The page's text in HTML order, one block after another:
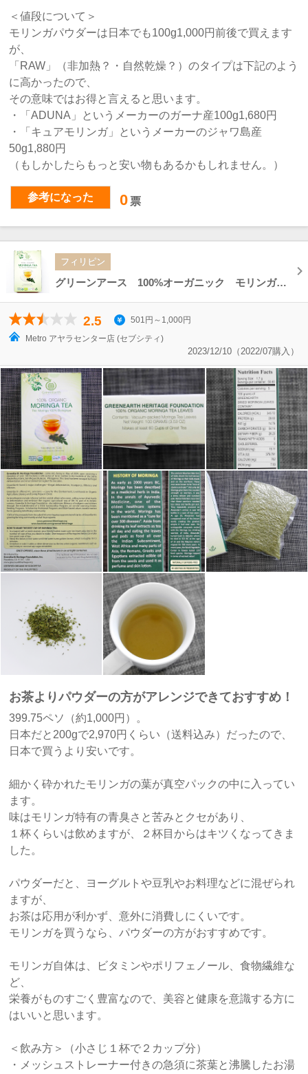
＜値段について＞
モリンガパウダーは日本でも100g1,000円前後で買えます
が、
「RAW」（非加熱？・自然乾燥？）のタイプは下記のよう
に高かったので、
その意味ではお得と言えると思います。
・「ADUNA」というメーカーのガーナ産100g1,680円
・「キュアモリンガ」というメーカーのジャワ島産
50g1,880円
（もしかしたらもっと安い物もあるかもしれません。）
参考になった 0 票
フィリピン
グリーンアース 100%オーガニック モリンガティー Green Earth MORINGA TEA 100g
2.5
501円～1,000円
Metro アヤラセンター店 (セブシティ)
2023/12/10（2022/07購入）
お茶よりパウダーの方がアレンジできておすすめ！
399.75ペソ（約1,000円）。
日本だと200gで2,970円くらい（送料込み）だったので、
日本で買うより安いです。
細かく砕かれたモリンガの葉が真空パックの中に入ってい
ます。
味はモリンガ特有の青臭さと苦みとクセがあり、
１杯くらいは飲めますが、２杯目からはキツくなってきま
した。
パウダーだと、ヨーグルトや豆乳やお料理などに混ぜられ
ますが、
お茶は応用が利かず、意外に消費しにくいです。
モリンガを買うなら、パウダーの方がおすすめです。
モリンガ自体は、ビタミンやポリフェノール、食物繊維な
ど、
栄養がものすごく豊富なので、美容と健康を意識する方に
はいいと思います。
＜飲み方＞（小さじ１杯で２カップ分）
・メッシュストレーナー付きの急須に茶葉と沸騰したお湯